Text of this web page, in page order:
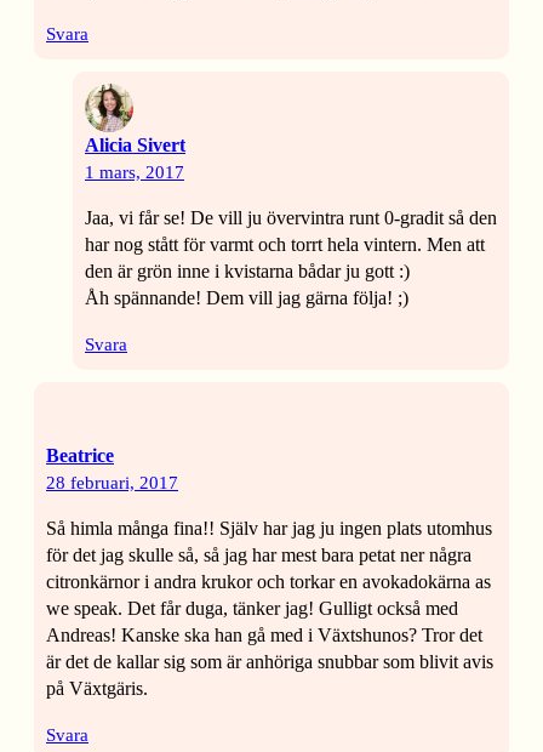
Svara
Alicia Sivert
1 mars, 2017
Jaa, vi får se! De vill ju övervintra runt 0-gradit så den
har nog stått för varmt och torrt hela vintern. Men att
den är grön inne i kvistarna bådar ju gott :)
Åh spännande! Dem vill jag gärna följa! ;)
Svara
Beatrice
28 februari, 2017
Så himla många fina!! Själv har jag ju ingen plats utomhus
för det jag skulle så, så jag har mest bara petat ner några
citronkärnor i andra krukor och torkar en avokadokärna as
we speak. Det får duga, tänker jag! Gulligt också med
Andreas! Kanske ska han gå med i Växtshunos? Tror det
är det de kallar sig som är anhöriga snubbar som blivit avis
på Växtgäris.
Svara